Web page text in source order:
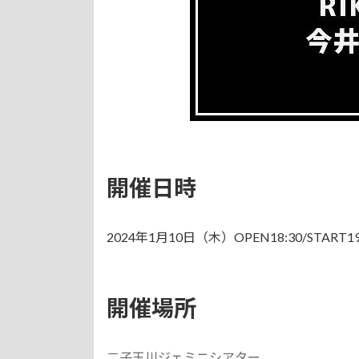
開催日時
2024年1月10日（木）OPEN18:30/
開催場所